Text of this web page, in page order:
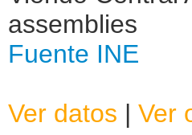
assemblies
Fuente INE
Ver datos | Ver